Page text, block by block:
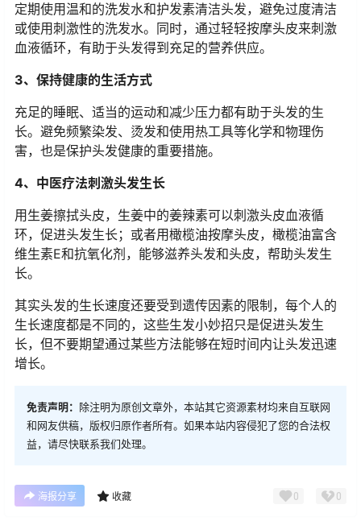
定期使用温和的洗发水和护发素清洁头发，避免过度清洁
或使用刺激性的洗发水。同时，通过轻轻按摩头皮来刺激
血液循环，有助于头发得到充足的营养供应。
3、保持健康的生活方式
充足的睡眠、适当的运动和减少压力都有助于头发的生
长。避免频繁染发、烫发和使用热工具等化学和物理伤
害，也是保护头发健康的重要措施。
4、中医疗法刺激头发生长
用生姜擦拭头皮，生姜中的姜辣素可以刺激头皮血液循
环，促进头发生长；或者用橄榄油按摩头皮，橄榄油富含
维生素E和抗氧化剂，能够滋养头发和头皮，帮助头发生
长。
其实头发的生长速度还要受到遗传因素的限制，每个人的
生长速度都是不同的，这些生发小妙招只是促进头发生
长，但不要期望通过某些方法能够在短时间内让头发迅速
增长。
免责声明： 除注明为原创文章外，本站其它资源素材均来自互联网
和网友供稿，版权归原作者所有。如果本站内容侵犯了您的合法权
益，请尽快联系我们处理。
海报分享 收藏 0 0